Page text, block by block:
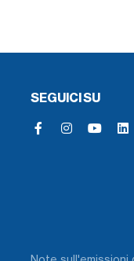
SEGUICI SU